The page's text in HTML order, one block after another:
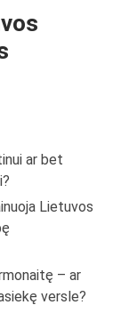
ar bet
Lietuvos
– ar
versle?